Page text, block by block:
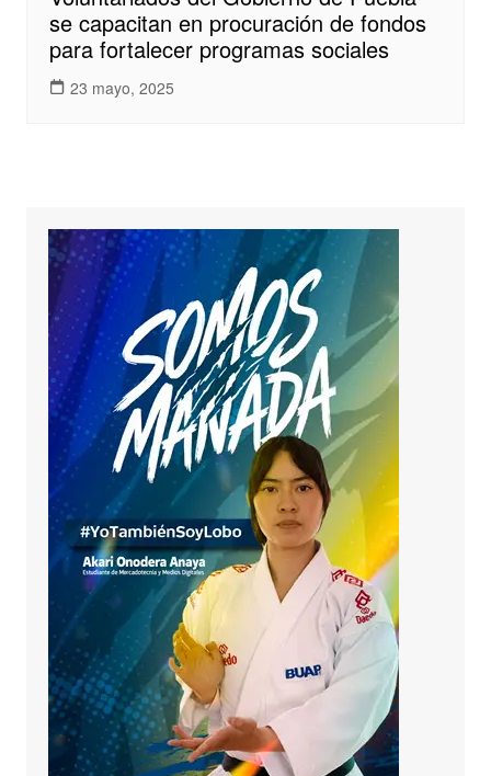
se capacitan en procuración de fondos
para fortalecer programas sociales
23 mayo, 2025